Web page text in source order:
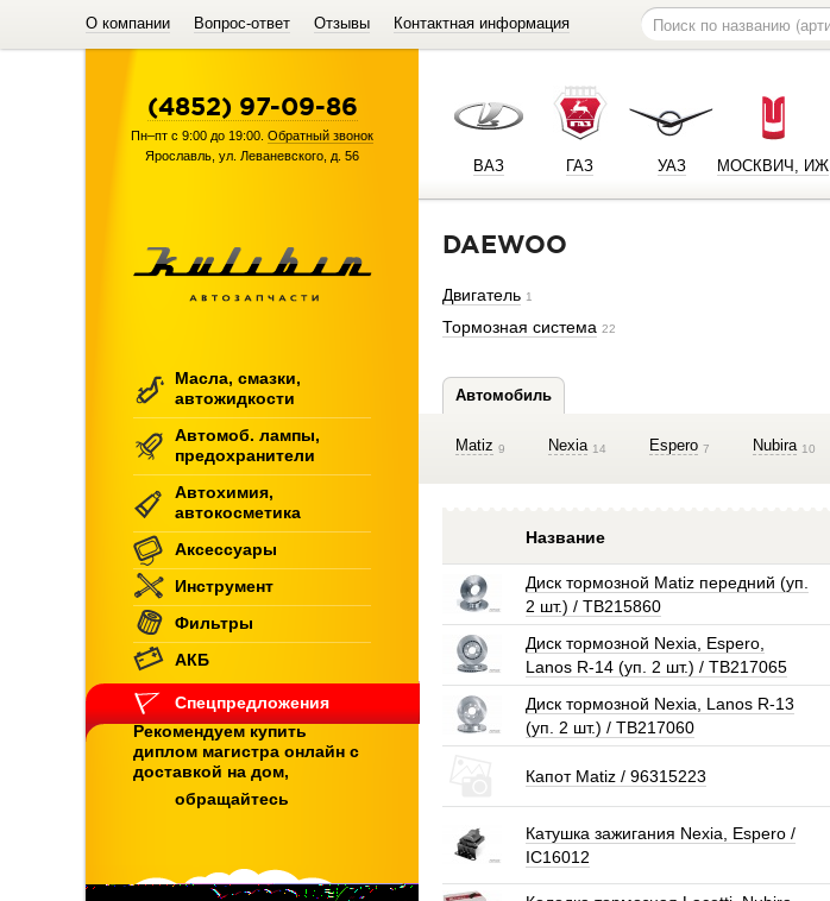
О компании Вопрос-ответ Отзывы Контактная информация
ВАЗ ГАЗ УАЗ МОСКВИЧ, ИЖ
DAEWOO
Двигатель 1
Тормозная система 22
Автомобиль
Matiz 9 Nexia 14 Espero 7 Nubira 10
Название
Диск тормозной Matiz передний (уп.
2 шт.) / TB215860
Диск тормозной Nexia, Espero,
Lanos R-14 (уп. 2 шт.) / TB217065
Диск тормозной Nexia, Lanos R-13
(уп. 2 шт.) / TB217060
Капот Matiz / 96315223
Катушка зажигания Nexia, Espero /
IC16012
(4852) 97-09-86
Пн–пт с 9:00 до 19:00. Обратный звонок
Ярославль ул. Леваневского, д. 56
Масла, смазки,
автожидкости
Автомоб. лампы,
предохранители
Автохимия,
автокосметика
Аксессуары
Инструмент
Фильтры
АКБ
Спецпредложения
Рекомендуем купить
диплом магистра онлайн с
доставкой на дом,
обращайтесь